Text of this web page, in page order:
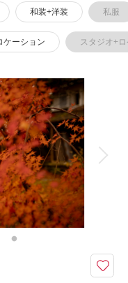
和装+洋装 私服
ケーション スタジオ+